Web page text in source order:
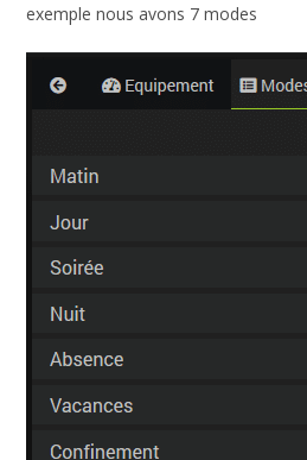
exemple nous avons 7 modes